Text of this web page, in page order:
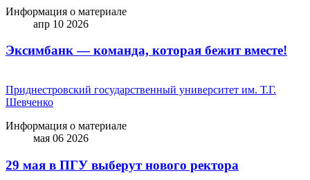
Информация о материале
апр 10 2026
Эксимбанк — команда, которая бежит вместе!
Приднестровский государственный университет им. Т.Г.
Шевченко
Информация о материале
мая 06 2026
29 мая в ПГУ выберут нового ректора